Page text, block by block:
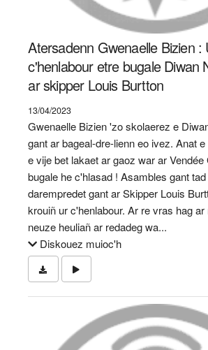
Atersadenn Gwenaelle Bizien :
c'henlabour etre bugale Diwan
ar skipper Louis Burtton
13/04/2023
Gwenaelle Bizien 'zo skolaerez e
gant ar bageal-dre-lienn eo ivez. Anat
e vije bet lakaet ar gaoz war ar Vendée
bugale he c'hlasad ! Asambles gant
darempredet gant ar Skipper Louis
krouiñ ur c'henlabour. Ar re vras hag
neuze heuliañ ar redadeg wa...
Diskouez muioc'h